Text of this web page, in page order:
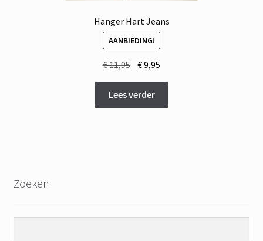
Hanger Hart Jeans
AANBIEDING!
€11,95 Oorspronkelijke
was:
€ 11,95.
€9,95
€ 9,95.
Lees verder
Zoeken